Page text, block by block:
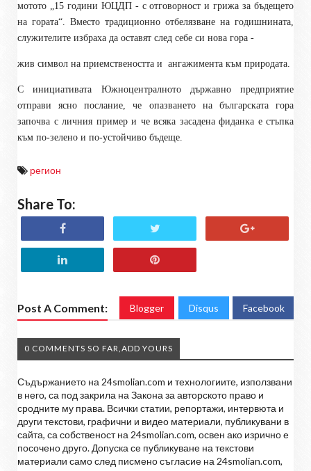
мотото „15 години ЮЦДП - с отговорност и грижа за бъдещето
на гората“. Вместо традиционно отбелязване на годишнината,
служителите избраха да оставят след себе си нова гора -
жив символ на приемствеността и ангажимента към природата.
С инициативата Южноцентралното държавно предприятие
отправи ясно послание, че опазването на българската гора
започва с личния пример и че всяка засадена фиданка е стъпка
към по-зелено и по-устойчиво бъдеще.
регион
Share To:
Post A Comment: Blogger Disqus Facebook
0 COMMENTS SO FAR,ADD YOURS
Съдържанието на 24smolian.com и технологиите, използвани
в него, са под закрила на Закона за авторското право и
сродните му права. Всички статии, репортажи, интервюта и
други текстови, графични и видео материали, публикувани в
сайта, са собственост на 24smolian.com, освен ако изрично е
посочено друго. Допуска се публикуване на текстови
материали само след писмено съгласие на 24smolian.com,